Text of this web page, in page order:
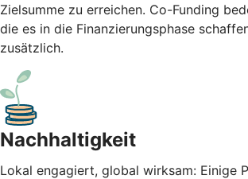
Zielsumme zu erreichen. Co-Funding
die es in die Finanzierungsphase
zusätzlich.
Nachhaltigkeit
Lokal engagiert, global wirksam: Einige